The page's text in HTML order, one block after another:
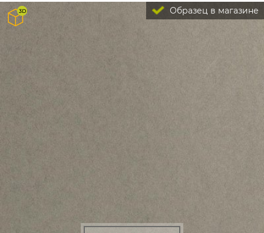
Образец в магазине